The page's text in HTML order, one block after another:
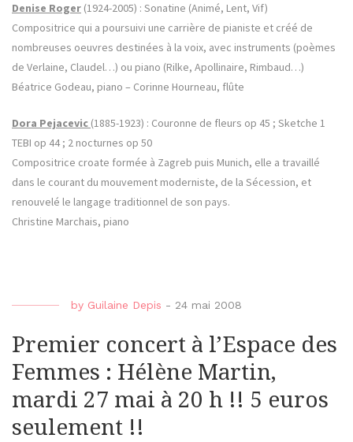
Denise Roger (1924-2005) : Sonatine (Animé, Lent, Vif)
Compositrice qui a poursuivi une carrière de pianiste et créé de
nombreuses oeuvres destinées à la voix, avec instruments (poèmes
de Verlaine, Claudel…) ou piano (Rilke, Apollinaire, Rimbaud…)
Béatrice Godeau, piano – Corinne Hourneau, flûte
Dora Pejacevic (1885-1923) : Couronne de fleurs op 45 ; Sketche 1
TEBI op 44 ; 2 nocturnes op 50
Compositrice croate formée à Zagreb puis Munich, elle a travaillé
dans le courant du mouvement moderniste, de la Sécession, et
renouvelé le langage traditionnel de son pays.
Christine Marchais, piano
by Guilaine Depis - 24 mai 2008
Premier concert à l’Espace des
Femmes : Hélène Martin,
mardi 27 mai à 20 h !! 5 euros
seulement !!